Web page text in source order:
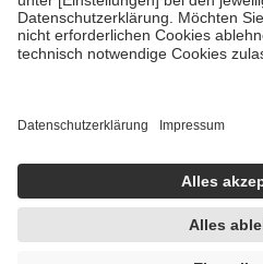
• empfohlenen Schutzimpfungen
• Harn- und Blutteststreifen
getroffen, um sicherzustellen, dass
https://help.etrusted.com/hc/de/
Einige Bilder und Inhalte wurden